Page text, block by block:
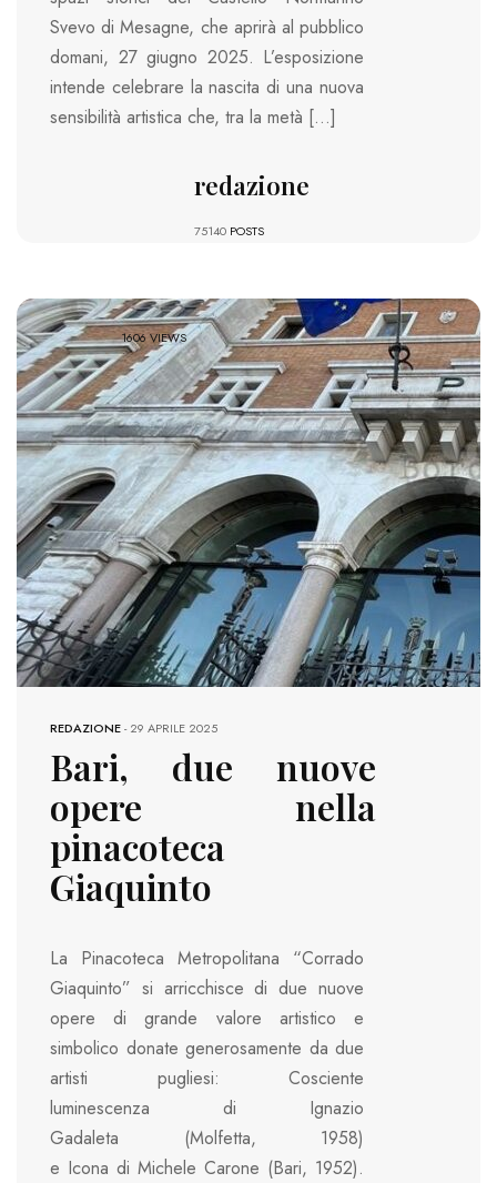
Svevo di Mesagne, che aprirà al pubblico
domani, 27 giugno 2025. L’esposizione
intende celebrare la nascita di una nuova
sensibilità artistica che, tra la metà […]
redazione
75140 POSTS
1606 VIEWS
REDAZIONE-29 APRILE 2025
Bari, due nuove
opere nella
pinacoteca
Giaquinto
La Pinacoteca Metropolitana “Corrado
Giaquinto” si arricchisce di due nuove
opere di grande valore artistico e
simbolico donate generosamente da due
artisti pugliesi: Cosciente
luminescenza di Ignazio
Gadaleta (Molfetta, 1958)
e Icona di Michele Carone (Bari, 1952).